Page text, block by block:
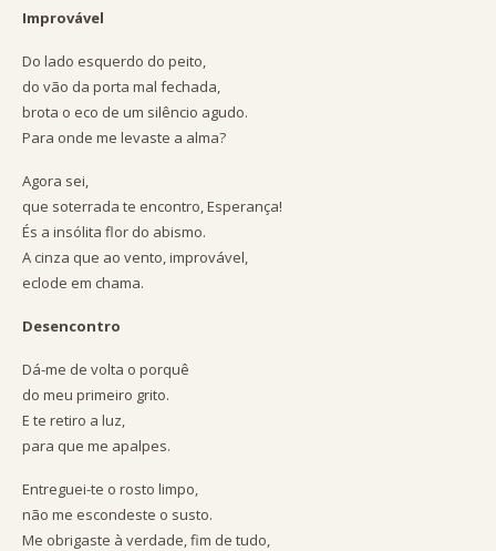
Improvável
Do lado esquerdo do peito,
do vão da porta mal fechada,
brota o eco de um silêncio agudo.
Para onde me levaste a alma?
Agora sei,
que soterrada te encontro, Esperança!
És a insólita flor do abismo.
A cinza que ao vento, improvável,
eclode em chama.
Desencontro
Dá-me de volta o porquê
do meu primeiro grito.
E te retiro a luz,
para que me apalpes.
Entreguei-te o rosto limpo,
não me escondeste o susto.
Me obrigaste à verdade, fim de tudo,